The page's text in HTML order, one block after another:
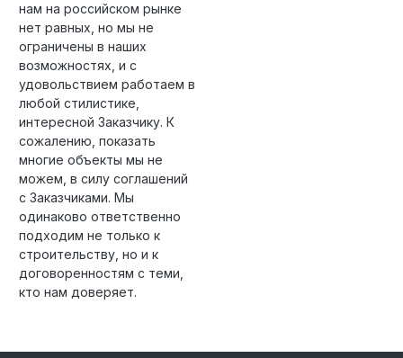
нам на российском рынке
нет равных, но мы не
ограничены в наших
возможностях, и с
удовольствием работаем в
любой стилистике,
интересной Заказчику. К
сожалению, показать
многие объекты мы не
можем, в силу соглашений
с Заказчиками. Мы
одинаково ответственно
подходим не только к
строительству, но и к
договоренностям с теми,
кто нам доверяет.